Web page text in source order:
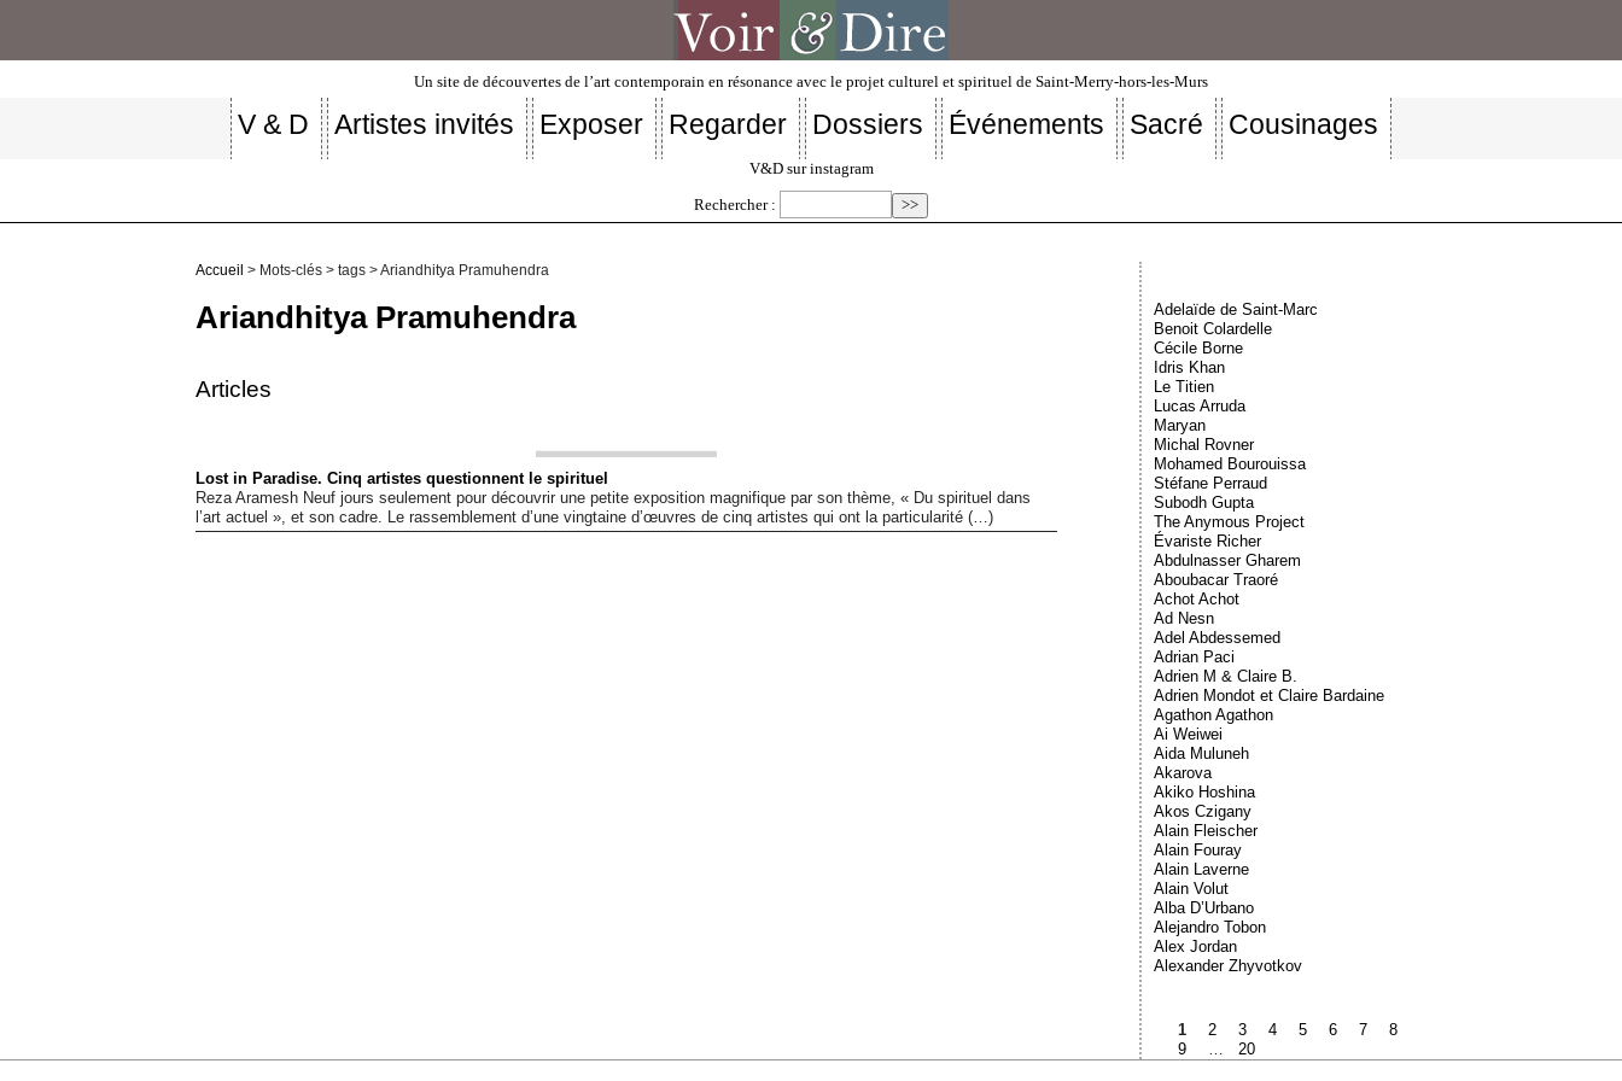
Un site de découvertes de l’art contemporain en résonance avec le projet culturel et spirituel de Saint-Merry-hors-les-Murs
V & D Artistes invités Exposer Regarder Dossiers Événements Sacré Cousinages
V&D sur instagram
Rechercher :
Accueil > Mots-clés > tags > Ariandhitya Pramuhendra
Ariandhitya Pramuhendra
Articles
Lost in Paradise. Cinq artistes questionnent le spirituel
Reza Aramesh Neuf jours seulement pour découvrir une petite exposition magnifique par son thème, « Du spirituel dans
l’art actuel », et son cadre. Le rassemblement d’une vingtaine d’œuvres de cinq artistes qui ont la particularité (…)
Adelaïde de Saint-Marc
Benoit Colardelle
Cécile Borne
Idris Khan
Le Titien
Lucas Arruda
Maryan
Michal Rovner
Mohamed Bourouissa
Stéfane Perraud
Subodh Gupta
The Anymous Project
Évariste Richer
Abdulnasser Gharem
Aboubacar Traoré
Achot Achot
Ad Nesn
Adel Abdessemed
Adrian Paci
Adrien M & Claire B.
Adrien Mondot et Claire Bardaine
Agathon Agathon
Ai Weiwei
Aida Muluneh
Akarova
Akiko Hoshina
Akos Czigany
Alain Fleischer
Alain Fouray
Alain Laverne
Alain Volut
Alba D’Urbano
Alejandro Tobon
Alex Jordan
Alexander Zhyvotkov
1 2 3 4 5 6 7
8
9
20